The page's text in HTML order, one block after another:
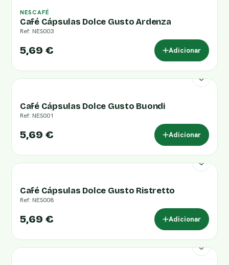
NESCAFÉ
Café Cápsulas Dolce Gusto Ardenza
Ref: NES003
5,69 € Adicionar
Café Cápsulas Dolce Gusto Buondi
Ref: NES001
5,69 € Adicionar
Café Cápsulas Dolce Gusto Ristretto
Ref: NES008
5,69 € Adicionar